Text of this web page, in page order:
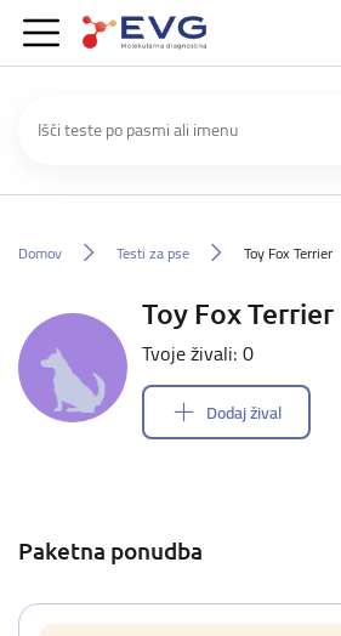
Domov Testi za pse Toy Fox Terrier
Toy Fox Terrier
Tvoje živali: 0
Dodaj žival
Paketna ponudba